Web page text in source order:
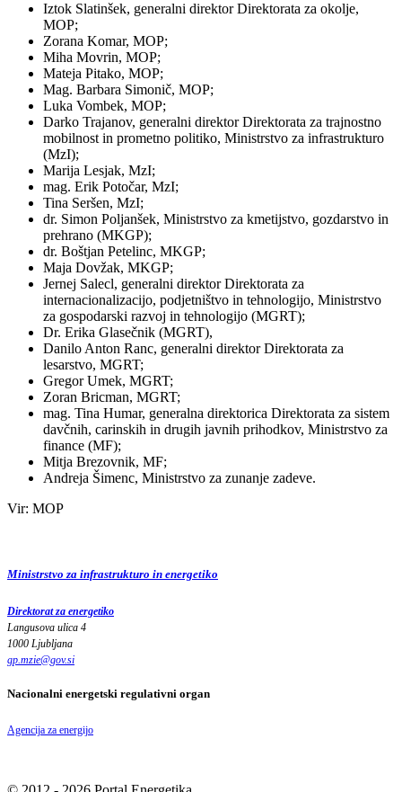
Iztok Slatinšek, generalni direktor Direktorata za okolje,
MOP;
Zorana Komar, MOP;
Miha Movrin, MOP;
Mateja Pitako, MOP;
Mag. Barbara Simonič, MOP;
Luka Vombek, MOP;
Darko Trajanov, generalni direktor Direktorata za trajnostno
mobilnost in prometno politiko, Ministrstvo za infrastrukturo
(MzI);
Marija Lesjak, MzI;
mag. Erik Potočar, MzI;
Tina Seršen, MzI;
dr. Simon Poljanšek, Ministrstvo za kmetijstvo, gozdarstvo in
prehrano (MKGP);
dr. Boštjan Petelinc, MKGP;
Maja Dovžak, MKGP;
Jernej Salecl, generalni direktor Direktorata za
internacionalizacijo, podjetništvo in tehnologijo, Ministrstvo
za gospodarski razvoj in tehnologijo (MGRT);
Dr. Erika Glasečnik (MGRT),
Danilo Anton Ranc, generalni direktor Direktorata za
lesarstvo, MGRT;
Gregor Umek, MGRT;
Zoran Bricman, MGRT;
mag. Tina Humar, generalna direktorica Direktorata za sistem
davčnih, carinskih in drugih javnih prihodkov, Ministrstvo za
finance (MF);
Mitja Brezovnik, MF;
Andreja Šimenc, Ministrstvo za zunanje zadeve.
Vir: MOP
Ministrstvo za infrastrukturo in energetiko
Direktorat za energetiko
Langusova ulica 4
1000 Ljubljana
gp.mzie@gov.si
Nacionalni energetski regulativni organ
Agencija za energijo